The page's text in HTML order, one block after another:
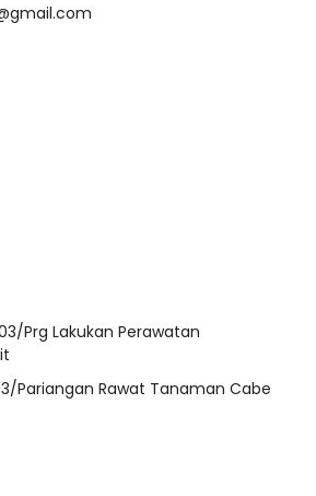
Prg Lakukan Perawatan
Pariangan Rawat Tanaman Cabe